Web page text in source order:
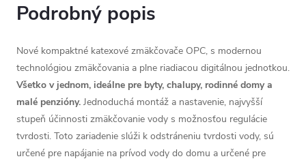
Podrobný popis
Nové kompaktné katexové zmäkčovače OPC, s modernou
technológiou zmäkčovania a plne riadiacou digitálnou jednotkou.
Všetko v jednom, ideálne pre byty, chalupy, rodinné domy a
malé penzióny. Jednoduchá montáž a nastavenie, najvyšší
stupeň účinnosti zmäkčovanie vody s možnosťou regulácie
tvrdosti. Toto zariadenie slúži k odstráneniu tvrdosti vody, sú
určené pre napájanie na prívod vody do domu a určené pre